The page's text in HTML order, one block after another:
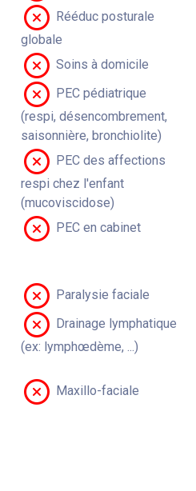
Rééduc posturale
globale
Soins à domicile
PEC pédiatrique
(respi, désencombrement,
saisonnière, bronchiolite)
PEC des affections
respi chez l'enfant
(mucoviscidose)
PEC en cabinet
Paralysie faciale
Drainage lymphatique
(ex: lymphœdème, ...)
Maxillo-faciale